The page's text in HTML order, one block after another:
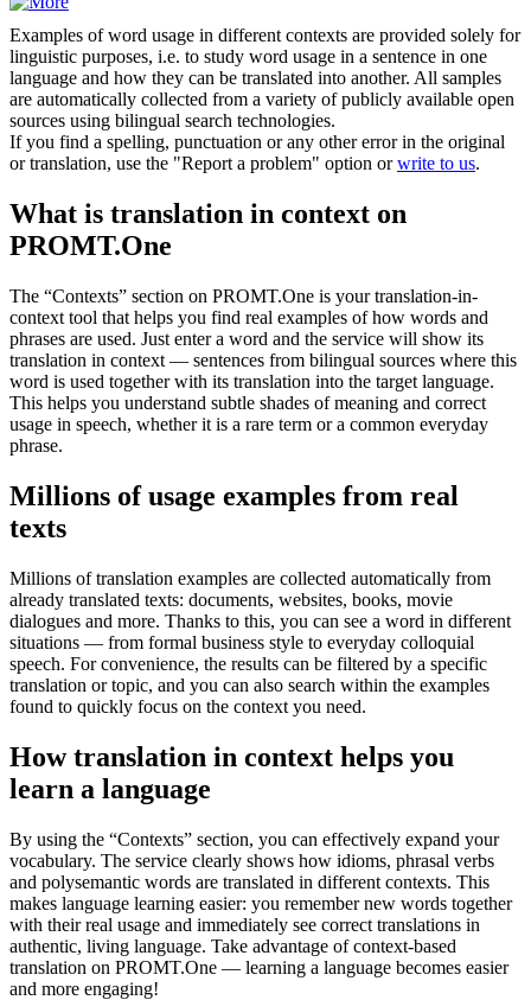
Examples of word usage in different contexts are provided solely for
linguistic purposes, i.e. to study word usage in a sentence in one
language and how they can be translated into another. All samples
are automatically collected from a variety of publicly available open
sources using bilingual search technologies.
If you find a spelling, punctuation or any other error in the original
or translation, use the "Report a problem" option orwrite to us.
What is translation in context on
PROMT.One
The “Contexts” section on PROMT.One is your translation-in-
context tool that helps you find real examples of how words and
phrases are used. Just enter a word and the service will show its
translation in context — sentences from bilingual sources where this
word is used together with its translation into the target language.
This helps you understand subtle shades of meaning and correct
usage in speech, whether it is a rare term or a common everyday
phrase.
Millions of usage examples from real
texts
Millions of translation examples are collected automatically from
already translated texts: documents, websites, books, movie
dialogues and more. Thanks to this, you can see a word in different
situations — from formal business style to everyday colloquial
speech. For convenience, the results can be filtered by a specific
translation or topic, and you can also search within the examples
found to quickly focus on the context you need.
How translation in context helps you
learn a language
By using the “Contexts” section, you can effectively expand your
vocabulary. The service clearly shows how idioms, phrasal verbs
and polysemantic words are translated in different contexts. This
makes language learning easier: you remember new words together
with their real usage and immediately see correct translations in
authentic, living language. Take advantage of context-based
translation on PROMT.One — learning a language becomes easier
and more engaging!